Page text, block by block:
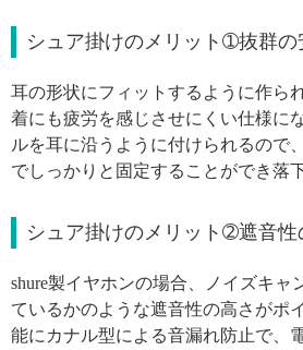
シュア掛けのメリット➀抜群の
耳の形状にフィットするように作ら
着にも疲労を感じさせにくい仕様に
ルを耳に沿うように付けられるので
でしっかりと固定することができ落
シュア掛けのメリット➁遮音性
shure製イヤホンの場合、ノイズキャ
ているかのような遮音性の高さがポ
能にカナル型による音漏れ防止で、